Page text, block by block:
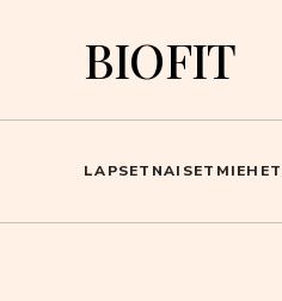
BIOFIT
LAPSET NAISET MIEHET